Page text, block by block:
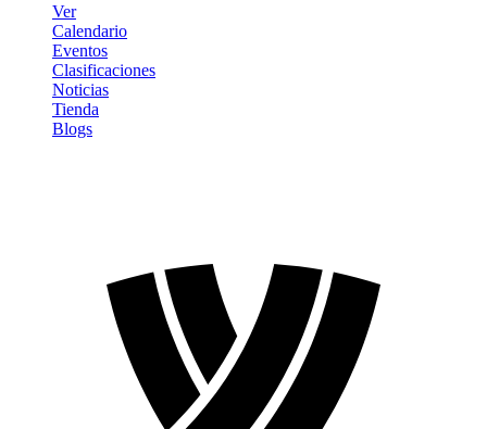
Ver
Calendario
Eventos
Clasificaciones
Noticias
Tienda
Blogs